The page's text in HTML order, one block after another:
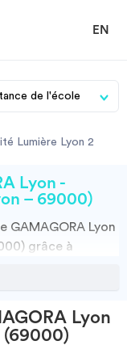
EN
Lumière Lyon 2
Lyon -
– 69000)
GAMAGORA Lyon
grâce à
proches de
par
les choix.
Lyon
(69000)